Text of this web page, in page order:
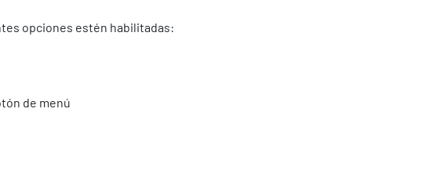
opciones estén habilitadas:
de menú